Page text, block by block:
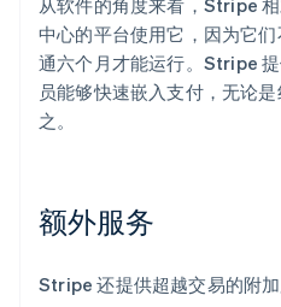
从软件的角度来看，Stripe
中心的平台使用它，因为它
通六个月才能运行。Stripe
员能够快速嵌入支付，无论
之。
额外服务
Stripe 还提供超越交易的附加
阿联酋